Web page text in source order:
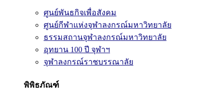
ศูนย์พันธกิจเพื่อสังคม
ศูนย์กีฬาแห่งจุฬาลงกรณ์มหาวิทยาลัย
ธรรมสถานจุฬาลงกรณ์มหาวิทยาลัย
อุทยาน 100 ปี จุฬาฯ
จุฬาลงกรณ์ราชบรรณาลัย
พิพิธภัณฑ์